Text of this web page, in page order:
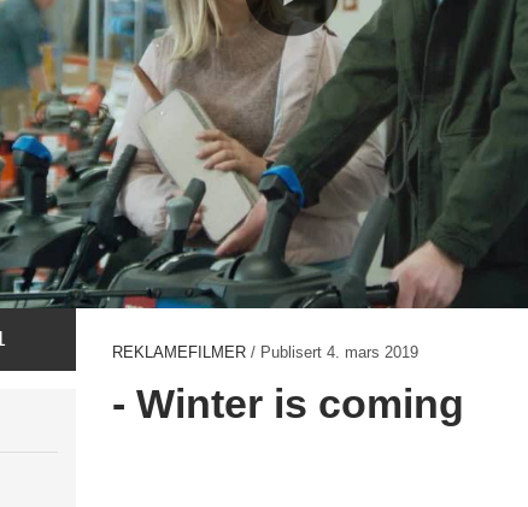
REKLAMEFILMER / Publisert4. mars 2019
- Winter is coming